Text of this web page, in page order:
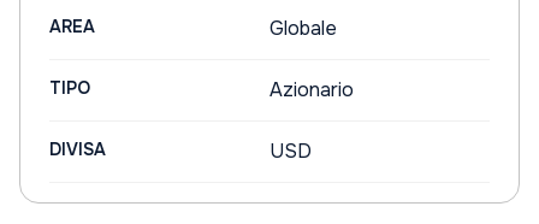
AREA Globale
TIPO Azionario
DIVISA USD